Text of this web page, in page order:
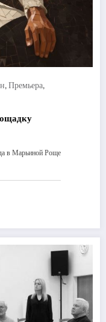
, Премьера,
в Марьиной Роще